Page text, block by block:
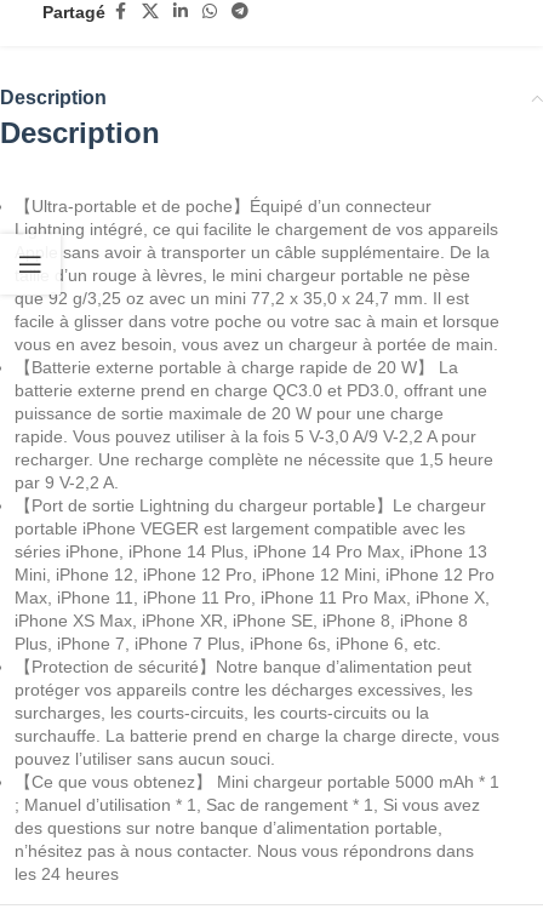
Partagé
Description
Description
【Ultra-portable et de poche】Équipé d’un connecteur
Lightning intégré, ce qui facilite le chargement de vos appareils
Apple sans avoir à transporter un câble supplémentaire. De la
taille d’un rouge à lèvres, le mini chargeur portable ne pèse
que 92 g/3,25 oz avec un mini 77,2 x 35,0 x 24,7 mm. Il est
facile à glisser dans votre poche ou votre sac à main et lorsque
vous en avez besoin, vous avez un chargeur à portée de main.
【Batterie externe portable à charge rapide de 20 W】 La
batterie externe prend en charge QC3.0 et PD3.0, offrant une
puissance de sortie maximale de 20 W pour une charge
rapide. Vous pouvez utiliser à la fois 5 V-3,0 A/9 V-2,2 A pour
recharger. Une recharge complète ne nécessite que 1,5 heure
par 9 V-2,2 A.
【Port de sortie Lightning du chargeur portable】Le chargeur
portable iPhone VEGER est largement compatible avec les
séries iPhone, iPhone 14 Plus, iPhone 14 Pro Max, iPhone 13
Mini, iPhone 12, iPhone 12 Pro, iPhone 12 Mini, iPhone 12 Pro
Max, iPhone 11, iPhone 11 Pro, iPhone 11 Pro Max, iPhone X,
iPhone XS Max, iPhone XR, iPhone SE, iPhone 8, iPhone 8
Plus, iPhone 7, iPhone 7 Plus, iPhone 6s, iPhone 6, etc.
【Protection de sécurité】Notre banque d’alimentation peut
protéger vos appareils contre les décharges excessives, les
surcharges, les courts-circuits, les courts-circuits ou la
surchauffe. La batterie prend en charge la charge directe, vous
pouvez l’utiliser sans aucun souci.
【Ce que vous obtenez】 Mini chargeur portable 5000 mAh * 1
; Manuel d’utilisation * 1, Sac de rangement * 1, Si vous avez
des questions sur notre banque d’alimentation portable,
n’hésitez pas à nous contacter. Nous vous répondrons dans
les 24 heures